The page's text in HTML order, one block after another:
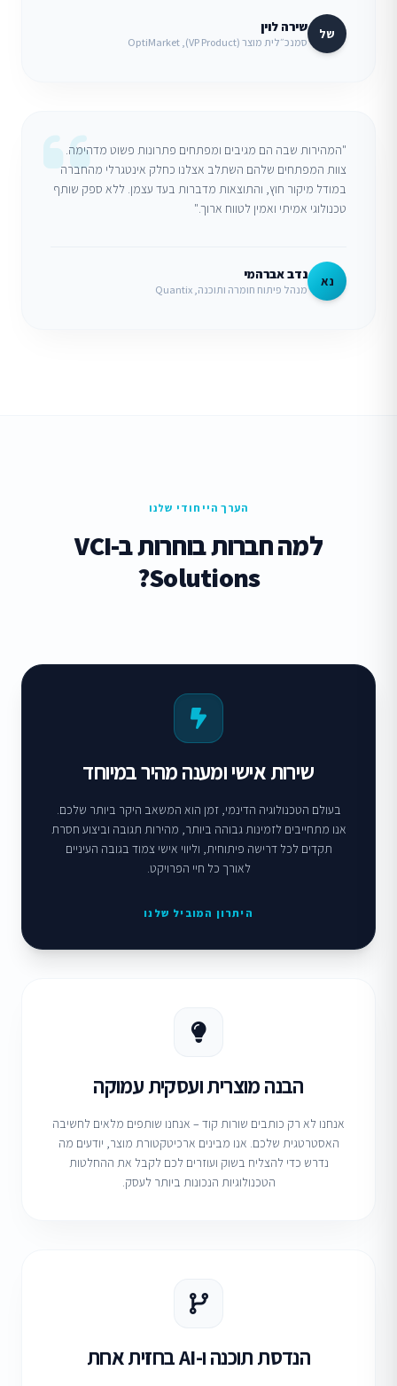
של שירה לוין
סמנכ״לית מוצר (VP Product), OptiMarket
"המהירות שבה הם מגיבים ומפתחים פתרונות פשוט מדהימה.
צוות המפתחים שלהם השתלב אצלנו כחלק אינטגרלי מהחברה
במודל מיקור חוץ, והתוצאות מדברות בעד עצמן. ללא ספק שותף
טכנולוגי אמיתי ואמין לטווח ארוך."
נא נדב אברהמי
מנהל פיתוח חומרה ותוכנה, Quantix
הערך הייחודי שלנו
למה חברות בוחרות ב-VCI
Solutions?
שירות אישי ומענה מהיר במיוחד
בעולם הטכנולוגיה הדינמי, זמן הוא המשאב היקר ביותר שלכם.
אנו מתחייבים לזמינות גבוהה ביותר, מהירות תגובה וביצוע חסרת
תקדים לכל דרישה פיתוחית, וליווי אישי צמוד בגובה העיניים
לאורך כל חיי הפרויקט.
היתרון המוביל שלנו
הבנה מוצרית ועסקית עמוקה
אנחנו לא רק כותבים שורות קוד – אנחנו שותפים מלאים לחשיבה
האסטרטגית שלכם. אנו מבינים ארכיטקטורת מוצר, יודעים מה
נדרש כדי להצליח בשוק ועוזרים לכם לקבל את ההחלטות
הטכנולוגיות הנכונות ביותר לעסק.
הנדסת תוכנה ו-AI בחזית אחת